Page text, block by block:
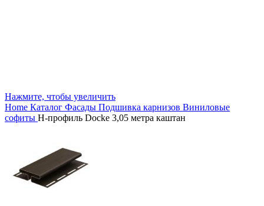
Нажмите, чтобы увеличить
Home Каталог Фасады Подшивка карнизов Виниловые
софиты H-профиль Docke 3,05 метра каштан